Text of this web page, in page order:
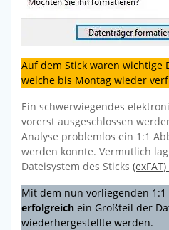
Auf dem Stick waren wichtige
welche bis Montag wieder
Ein schwerwiegendes
vorerst ausgeschlossen
Analyse problemlos ein 1:1
werden konnte. Vermutlich
Dateisystem des Sticks (exFAT)
Mit dem nun vorliegenden
erfolgreich ein Großteil der
wiederhergestellte werden.